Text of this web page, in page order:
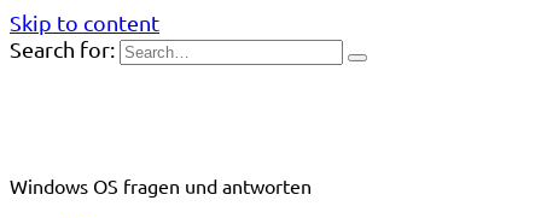
Skip to content
Search for:
Windows OS fragen und antworten